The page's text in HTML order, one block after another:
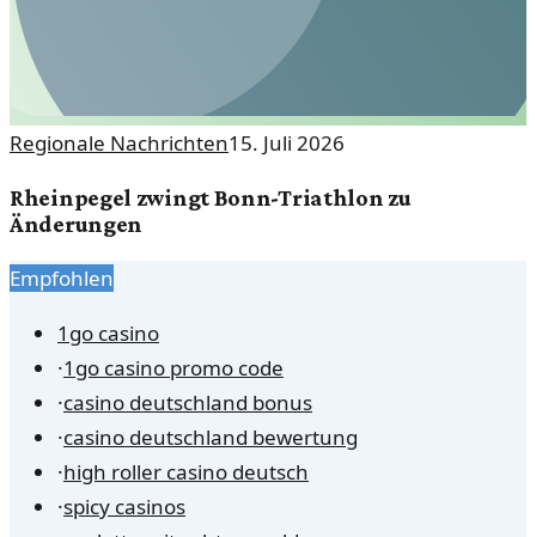
Regionale Nachrichten15. Juli 2026
Rheinpegel zwingt Bonn-Triathlon zu
Änderungen
Empfohlen
1go casino
·1go casino promo code
·casino deutschland bonus
·casino deutschland bewertung
·high roller casino deutsch
·spicy casinos